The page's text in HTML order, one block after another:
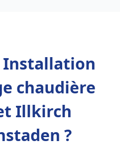
Installation
chaudière
Illkirch
?